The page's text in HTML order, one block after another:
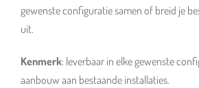
gewenste configuratie samen of breid je
uit.
Kenmerk: leverbaar in elke gewenste
aanbouw aan bestaande installaties.